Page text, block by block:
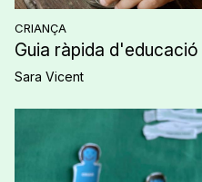
CRIANÇA
Guia ràpida
Sara Vicent